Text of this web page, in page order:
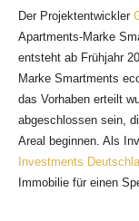
Der Projektentwickler
Apartments-Marke
entsteht ab Frühjahr
Marke Smartments
das Vorhaben erteilt
abgeschlossen sein,
Areal beginnen. Als
Investments
Immobilie für einen